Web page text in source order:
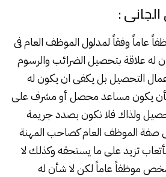
:
عاماً وفقاً لمدلول الموظف العام فى
له علاقة بتحصيل الضرائب والرسوم
التحصيل بل يكفى ان يكون له
يكون مساعد محصل أو مشرف على
ولذاك فلا نكون بصدد جريمة
صفة الموظف العام كصاحب المهنة
تزيد على ما يستحقه وكذلك لا
موظفاً عاماً لكن لا شأن له